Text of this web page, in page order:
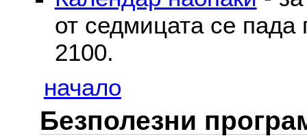
от седмицата се пада
2100.
начало
Безполезни